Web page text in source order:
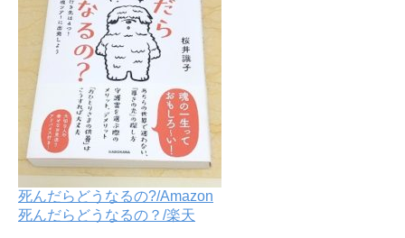
死んだらどうなるの?/Amazon
死んだらどうなるの？/楽天